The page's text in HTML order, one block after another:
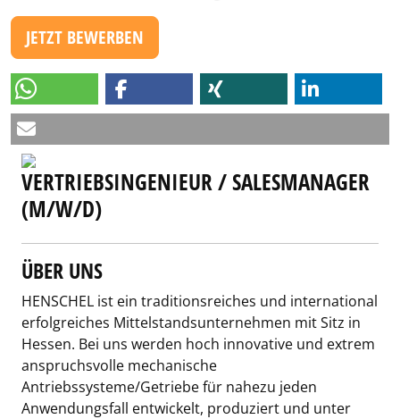
JETZT BEWERBEN
VERTRIEBSINGENIEUR / SALESMANAGER
(M/W/D)
ÜBER UNS
HENSCHEL ist ein traditionsreiches und international
erfolgreiches Mittelstandsunternehmen mit Sitz in
Hessen. Bei uns werden hoch innovative und extrem
anspruchsvolle mechanische
Antriebssysteme/Getriebe für nahezu jeden
Anwendungsfall entwickelt, produziert und unter